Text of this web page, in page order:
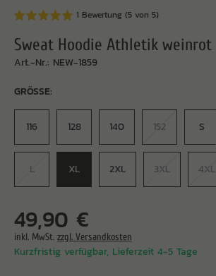
1 Bewertung (5 von 5)
Sweat Hoodie Athletik weinrot
Art.-Nr.: NEW-1859
GRÖSSE:
116 128 140 152 S
L XL 2XL 3XL 4XL
49,90 €
inkl. MwSt. zzgl. Versandkosten
Kurzfristig verfügbar, Lieferzeit 4-5 Tage